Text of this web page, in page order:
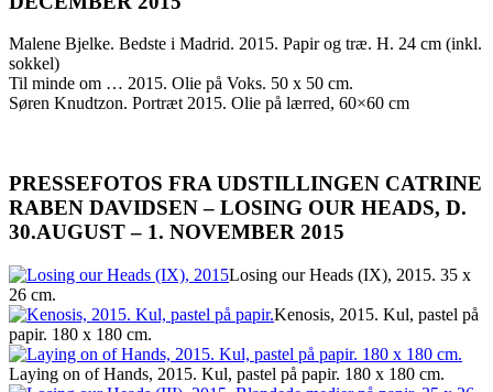
Malene Bjelke. Bedste i Madrid. 2015. Papir og træ. H. 24 cm (inkl.
sokkel)
Til minde om … 2015. Olie på Voks. 50 x 50 cm.
Søren Knudtzon. Portræt 2015. Olie på lærred, 60×60 cm
PRESSEFOTOS FRA UDSTILLINGEN CATRINE
RABEN DAVIDSEN – LOSING OUR HEADS, D.
30.AUGUST – 1. NOVEMBER 2015
Losing our Heads (IX), 2015. 35 x
26 cm.
Kenosis, 2015. Kul, pastel på
papir. 180 x 180 cm.
Laying on of Hands, 2015. Kul, pastel på papir. 180 x 180 cm.